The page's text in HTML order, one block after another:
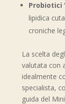
Probiotici
lipidica
croniche
La scelta
valutata con
idealmente
specialista,
guida del